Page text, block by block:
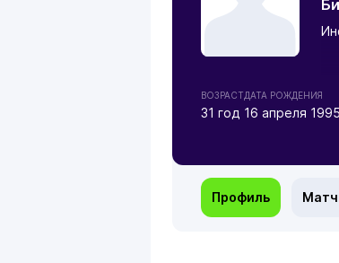
ВОЗРАСТ
31 год
ДАТА РОЖДЕНИЯ
16 апреля 1995
Профиль